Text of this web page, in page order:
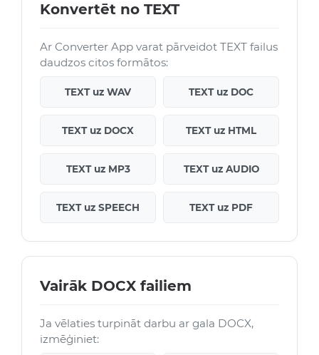
Konvertēt no TEXT
Ar Converter App varat pārveidot TEXT failus
daudzos citos formātos:
TEXT uz WAV TEXT uz DOC
TEXT uz DOCX TEXT uz HTML
TEXT uz MP3 TEXT uz AUDIO
TEXT uz SPEECH TEXT uz PDF
Vairāk DOCX failiem
Ja vēlaties turpināt darbu ar gala DOCX,
izmēģiniet: